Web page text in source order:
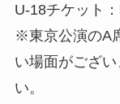
U-18チケット
※東京公演のA
い場面がござ
い。